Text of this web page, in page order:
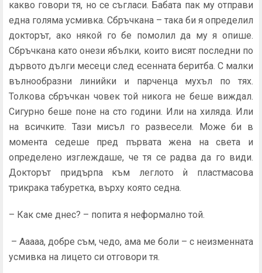
какво говори тя, но се съгласи. Бабата пак му отправи
една голяма усмивка. Сбръчкана – така би я определил
докторът, ако някой го бе помолил да му я опише.
Сбръчкана като онези ябълки, които висят последни по
дървото дълги месеци след есенната беритба. С малки
вълнообразни линийки и парченца мухъл по тях.
Толкова сбръчкан човек той никога не беше виждал.
Сигурно беше поне на сто години. Или на хиляда. Или
на всичките. Тази мисъл го развесели. Може би в
момента седеше пред първата жена на света и
определено изглеждаше, че тя се радва да го види.
Докторът придърпа към леглото ѝ пластмасова
трикрака табуретка, върху която седна.
– Как сме днес? – попита я неформално той.
– Ааааа, добре съм, чедо, ама ме боли – с неизменната
усмивка на лицето си отговори тя.